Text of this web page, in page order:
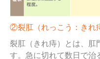
②裂肛（れっこう：きれ
裂肛（きれ痔）とは、肛
す。急に切れて数日で治